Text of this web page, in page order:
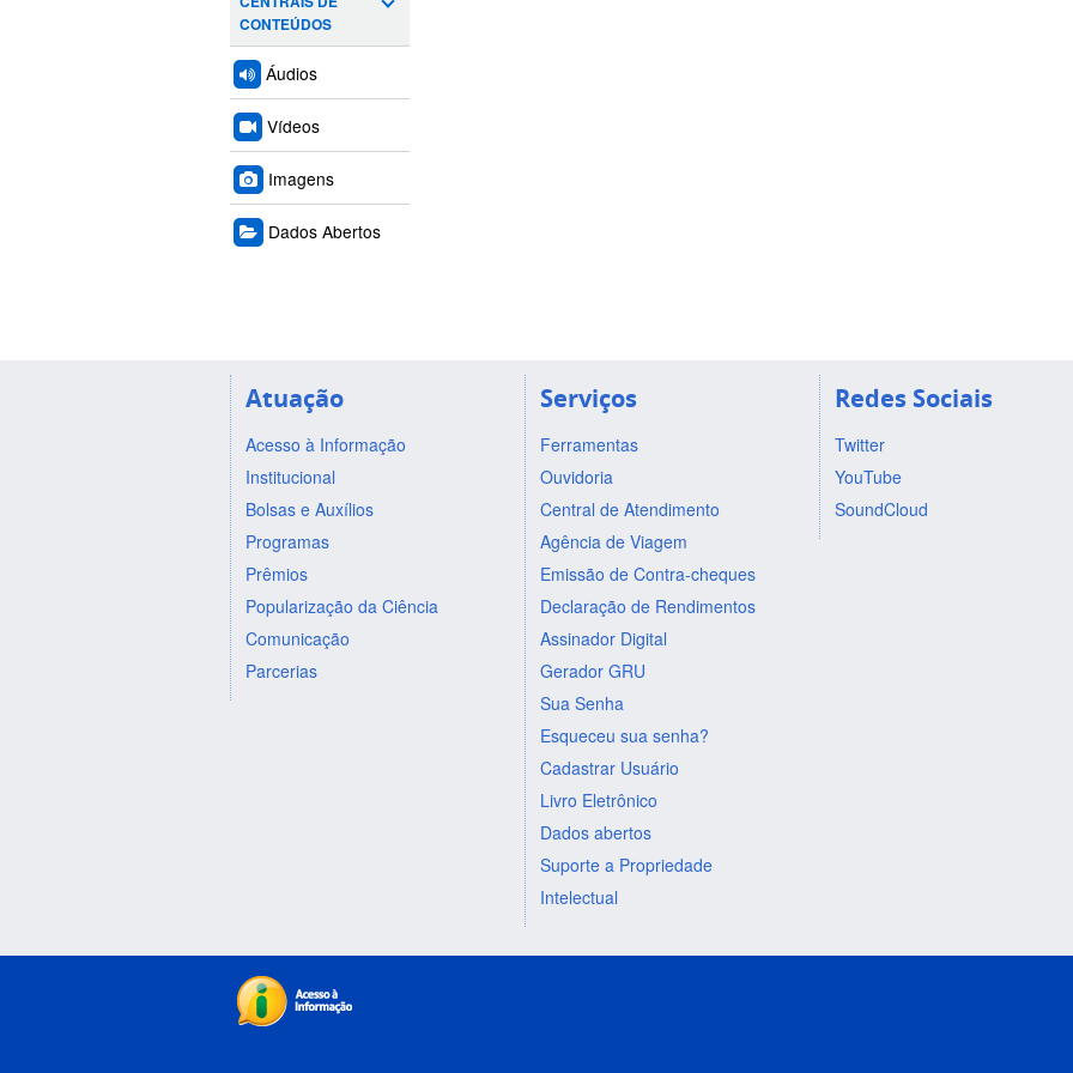
CONTEÚDOS
Áudios
Vídeos
Imagens
Dados Abertos
Atuação
Acesso à Informação
Institucional
Bolsas e Auxílios
Programas
Prêmios
Popularização da Ciência
Comunicação
Parcerias
Serviços
Ferramentas
Ouvidoria
Central de Atendimento
Agência de Viagem
Emissão de Contra-cheques
Declaração de Rendimentos
Assinador Digital
Gerador GRU
Sua Senha
Esqueceu sua senha?
Cadastrar Usuário
Livro Eletrônico
Dados abertos
Suporte a Propriedade
Intelectual
Redes Sociais
Twitter
YouTube
SoundCloud